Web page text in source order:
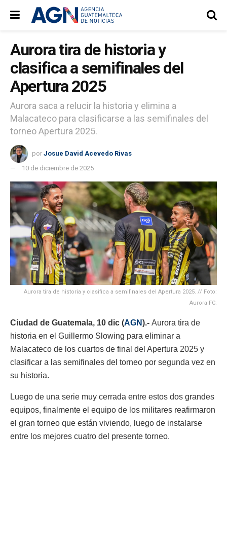
Aurora tira de historia y
clasifica a semifinales del
Apertura 2025
Aurora saca a relucir la historia y elimina a
Malacateco para clasificarse a las semifinales del
torneo Apertura 2025.
por Josue David Acevedo Rivas
10 de diciembre de 2025
Aurora tira de historia y clasifica a semifinales del Apertura 2025. // Foto:
Aurora FC.
Ciudad de Guatemala, 10 dic (AGN).- Aurora tira de
historia en el Guillermo Slowing para eliminar a
Malacateco de los cuartos de final del Apertura 2025 y
clasificar a las semifinales del torneo por segunda vez en
su historia.
Luego de una serie muy cerrada entre estos dos grandes
equipos, finalmente el equipo de los militares reafirmaron
el gran torneo que están viviendo, luego de instalarse
entre los mejores cuatro del presente torneo.